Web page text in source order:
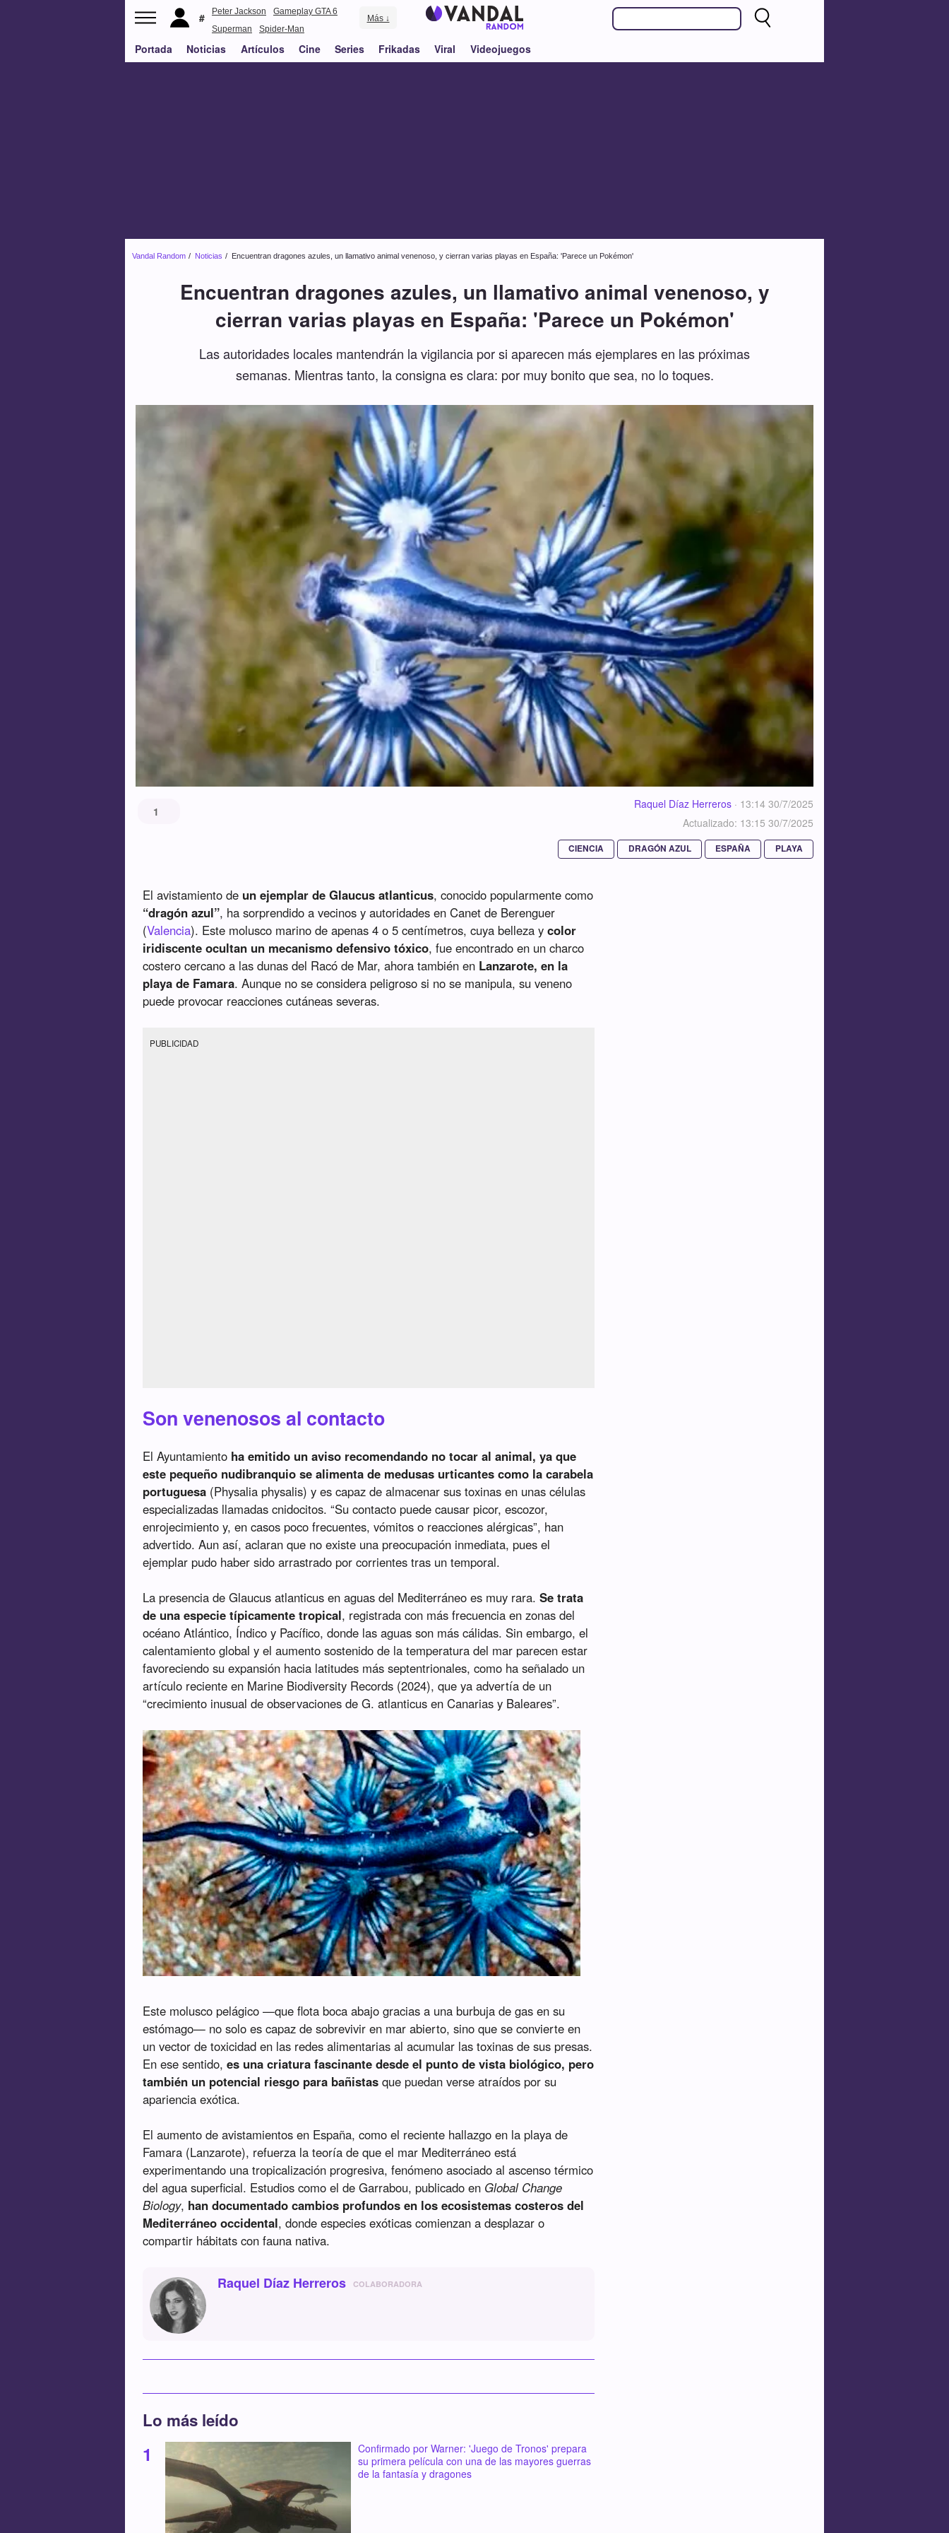
Peter Jackson
Gameplay GTA 6
Superman
Spider-Man
Más ↓
Portada Noticias Artículos Cine Series Frikadas Viral Videojuegos
Vandal Random Noticias Encuentran dragones azules, un llamativo animal venenoso, y cierran varias playas en España: 'Parece un Pokémon'
Encuentran dragones azules, un llamativo animal venenoso, y
cierran varias playas en España: 'Parece un Pokémon'
Las autoridades locales mantendrán la vigilancia por si aparecen más ejemplares en las próximas
semanas. Mientras tanto, la consigna es clara: por muy bonito que sea, no lo toques.
1
Raquel Díaz Herreros · 13:14 30/7/2025
Actualizado: 13:15 30/7/2025
CIENCIA DRAGÓN AZUL ESPAÑA PLAYA
El avistamiento de un ejemplar de Glaucus atlanticus, conocido popularmente como
“dragón azul”, ha sorprendido a vecinos y autoridades en Canet de Berenguer
(Valencia). Este molusco marino de apenas 4 o 5 centímetros, cuya belleza ycolor
iridiscente ocultan un mecanismo defensivo tóxico, fue encontrado en un charco
costero cercano a las dunas del Racó de Mar, ahora también en Lanzarote, en la
playa de Famara. Aunque no se considera peligroso si no se manipula, su veneno
puede provocar reacciones cutáneas severas.
PUBLICIDAD
Son venenosos al contacto
El Ayuntamiento ha emitido un aviso recomendando no tocar al animal, ya que
este pequeño nudibranquio se alimenta de medusas urticantes como la carabela
portuguesa (Physalia physalis) y es capaz de almacenar sus toxinas en unas células
especializadas llamadas cnidocitos. “Su contacto puede causar picor, escozor,
enrojecimiento y, en casos poco frecuentes, vómitos o reacciones alérgicas”, han
advertido. Aun así, aclaran que no existe una preocupación inmediata, pues el
ejemplar pudo haber sido arrastrado por corrientes tras un temporal.
La presencia de Glaucus atlanticus en aguas del Mediterráneo es muy rara.Se trata
de una especie típicamente tropical, registrada con más frecuencia en zonas del
océano Atlántico, Índico y Pacífico, donde las aguas son más cálidas. Sin embargo, el
calentamiento global y el aumento sostenido de la temperatura del mar parecen estar
favoreciendo su expansión hacia latitudes más septentrionales, como ha señalado un
artículo reciente en Marine Biodiversity Records (2024), que ya advertía de un
“crecimiento inusual de observaciones de G. atlanticus en Canarias y Baleares”.
Este molusco pelágico —que flota boca abajo gracias a una burbuja de gas en su
estómago— no solo es capaz de sobrevivir en mar abierto, sino que se convierte en
un vector de toxicidad en las redes alimentarias al acumular las toxinas de sus presas.
En ese sentido,es una criatura fascinante desde el punto de vista biológico, pero
también un potencial riesgo para bañistas que puedan verse atraídos por su
apariencia exótica.
El aumento de avistamientos en España, como el reciente hallazgo en la playa de
Famara (Lanzarote), refuerza la teoría de que el mar Mediterráneo está
experimentando una tropicalización progresiva, fenómeno asociado al ascenso térmico
del agua superficial. Estudios como el de Garrabou, publicado en Global Change
Biology, han documentado cambios profundos en los ecosistemas costeros del
Mediterráneo occidental, donde especies exóticas comienzan a desplazar o
compartir hábitats con fauna nativa.
Raquel Díaz Herreros COLABORADORA
Lo más leído
Confirmado por Warner: 'Juego de Tronos' prepara
su primera película con una de las mayores guerras
de la fantasía y dragones